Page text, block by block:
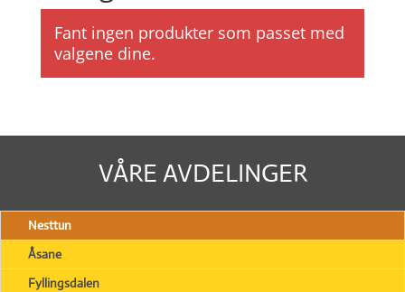
Fant ingen produkter som passet med
valgene dine.
VÅRE AVDELINGER
Nesttun
Åsane
Fyllingsdalen